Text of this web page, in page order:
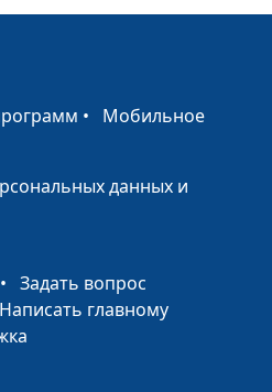
директор Института
издания «Религия и право»
• Мобильное
данных и
• Задать вопрос
Написать главному